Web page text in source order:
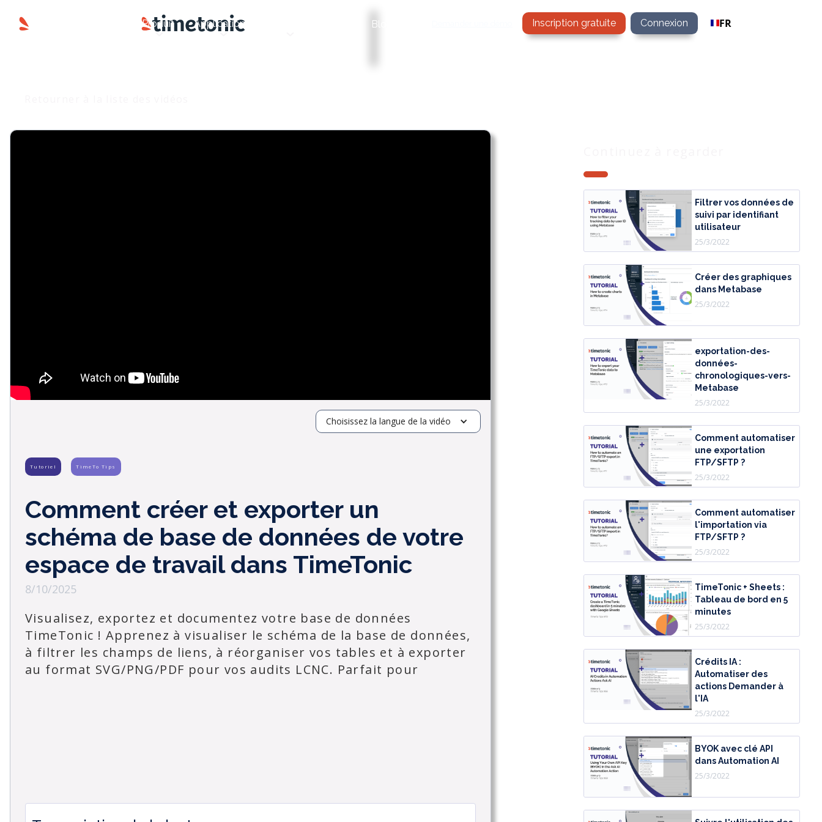
Inscription gratuite Connexion FR
Produit Applications Blog
Choisissez la langue de la vidéo
Tutoriel TimeTo Tips
Comment créer et exporter un
schéma de base de données de votre
espace de travail dans TimeTonic
8/10/2025
Visualisez, exportez et documentez votre base de données
TimeTonic ! Apprenez à visualiser le schéma de la base de données,
à filtrer les champs de liens, à réorganiser vos tables et à exporter
au format SVG/PNG/PDF pour vos audits LCNC. Parfait pour
Filtrer vos données de
suivi par identifiant
utilisateur
25/3/2022
Créer des graphiques
dans Metabase
25/3/2022
exportation-des-
données-
chronologiques-vers-
Metabase
25/3/2022
Comment automatiser
une exportation
FTP/SFTP ?
25/3/2022
Comment automatiser
l'importation via
FTP/SFTP ?
25/3/2022
TimeTonic + Sheets :
Tableau de bord en 5
minutes
25/3/2022
Crédits IA :
Automatiser des
actions Demander à
l'IA
25/3/2022
BYOK avec clé API
dans Automation AI
25/3/2022